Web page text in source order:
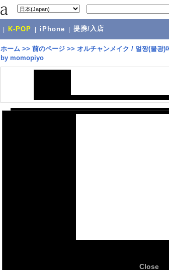
K-POP iPhone 提携/入店
ホーム >> 前のページ >> オルチャンメイク / 얼짱(물광
by momopiyo
Close